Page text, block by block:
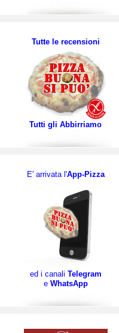
Tutte le recensioni
Tutti gli Abbirriamo
E' arrivata l'App-Pizza
ed i canali Telegram
e WhatsApp